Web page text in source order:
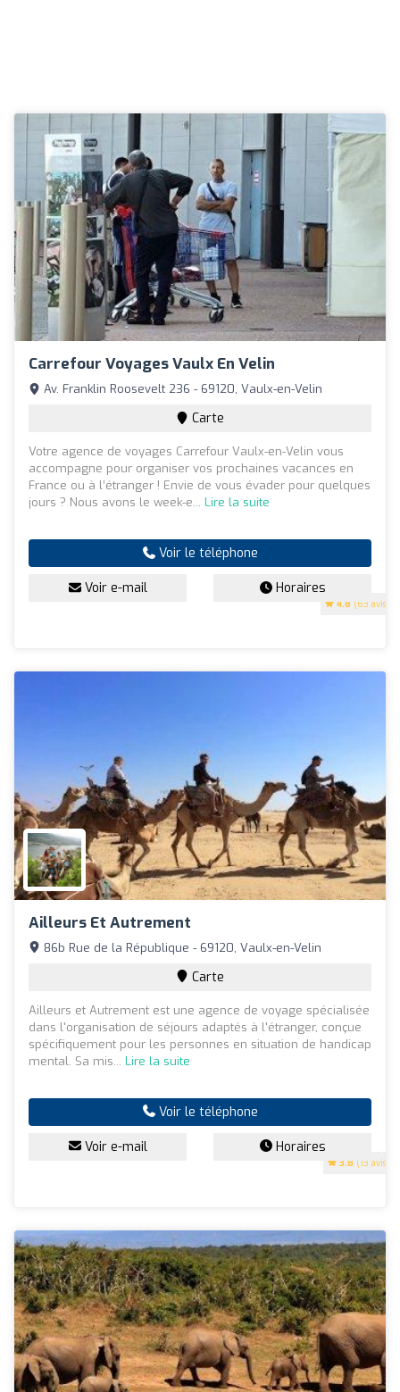
Carrefour Voyages Vaulx En Velin
4.8 (63 avis)
Av. Franklin Roosevelt 236 - 69120, Vaulx-en-Velin
Carte
Votre agence de voyages Carrefour Vaulx-en-Velin vous
accompagne pour organiser vos prochaines vacances en
France ou à l’étranger ! Envie de vous évader pour quelques
jours ? Nous avons le week-e... Lire la suite
Voir le téléphone
Voir e-mail Horaires
Ailleurs Et Autrement
3.8 (13 avis)
86b Rue de la République - 69120, Vaulx-en-Velin
Carte
Ailleurs et Autrement est une agence de voyage spécialisée
dans l'organisation de séjours adaptés à l'étranger, conçue
spécifiquement pour les personnes en situation de handicap
mental. Sa mis... Lire la suite
Voir le téléphone
Voir e-mail Horaires